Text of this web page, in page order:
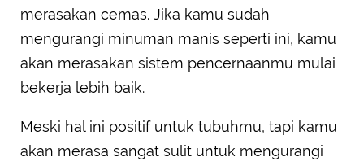
merasakan cemas. Jika kamu sudah
mengurangi minuman manis seperti ini, kamu
akan merasakan sistem pencernaanmu mulai
bekerja lebih baik.
Meski hal ini positif untuk tubuhmu, tapi kamu
akan merasa sangat sulit untuk mengurangi